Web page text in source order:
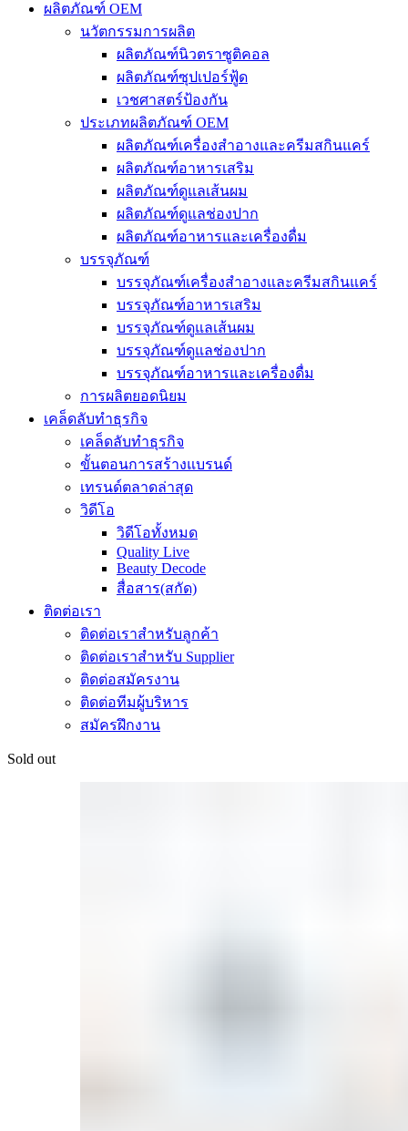
ผลิตภัณฑ์ OEM
นวัตกรรมการผลิต
ผลิตภัณฑ์นิวตราซูติคอล
ผลิตภัณฑ์ซุปเปอร์ฟู้ด
เวชศาสตร์ป้องกัน
ประเภทผลิตภัณฑ์ OEM
ผลิตภัณฑ์เครื่องสำอางและครีมสกินแคร์
ผลิตภัณฑ์อาหารเสริม
ผลิตภัณฑ์ดูแลเส้นผม
ผลิตภัณฑ์ดูแลช่องปาก
ผลิตภัณฑ์อาหารและเครื่องดื่ม
บรรจุภัณฑ์
บรรจุภัณฑ์เครื่องสำอางและครีมสกินแคร์
บรรจุภัณฑ์อาหารเสริม
บรรจุภัณฑ์ดูแลเส้นผม
บรรจุภัณฑ์ดูแลช่องปาก
บรรจุภัณฑ์อาหารและเครื่องดื่ม
การผลิตยอดนิยม
เคล็ดลับทำธุรกิจ
เคล็ดลับทำธุรกิจ
ขั้นตอนการสร้างแบรนด์
เทรนด์ตลาดล่าสุด
วิดีโอ
วิดีโอทั้งหมด
Quality Live
Beauty Decode
สื่อสาร(สกัด)
ติดต่อเรา
ติดต่อเราสำหรับลูกค้า
ติดต่อเราสำหรับ Supplier
ติดต่อสมัครงาน
ติดต่อทีมผู้บริหาร
สมัครฝึกงาน
Sold out